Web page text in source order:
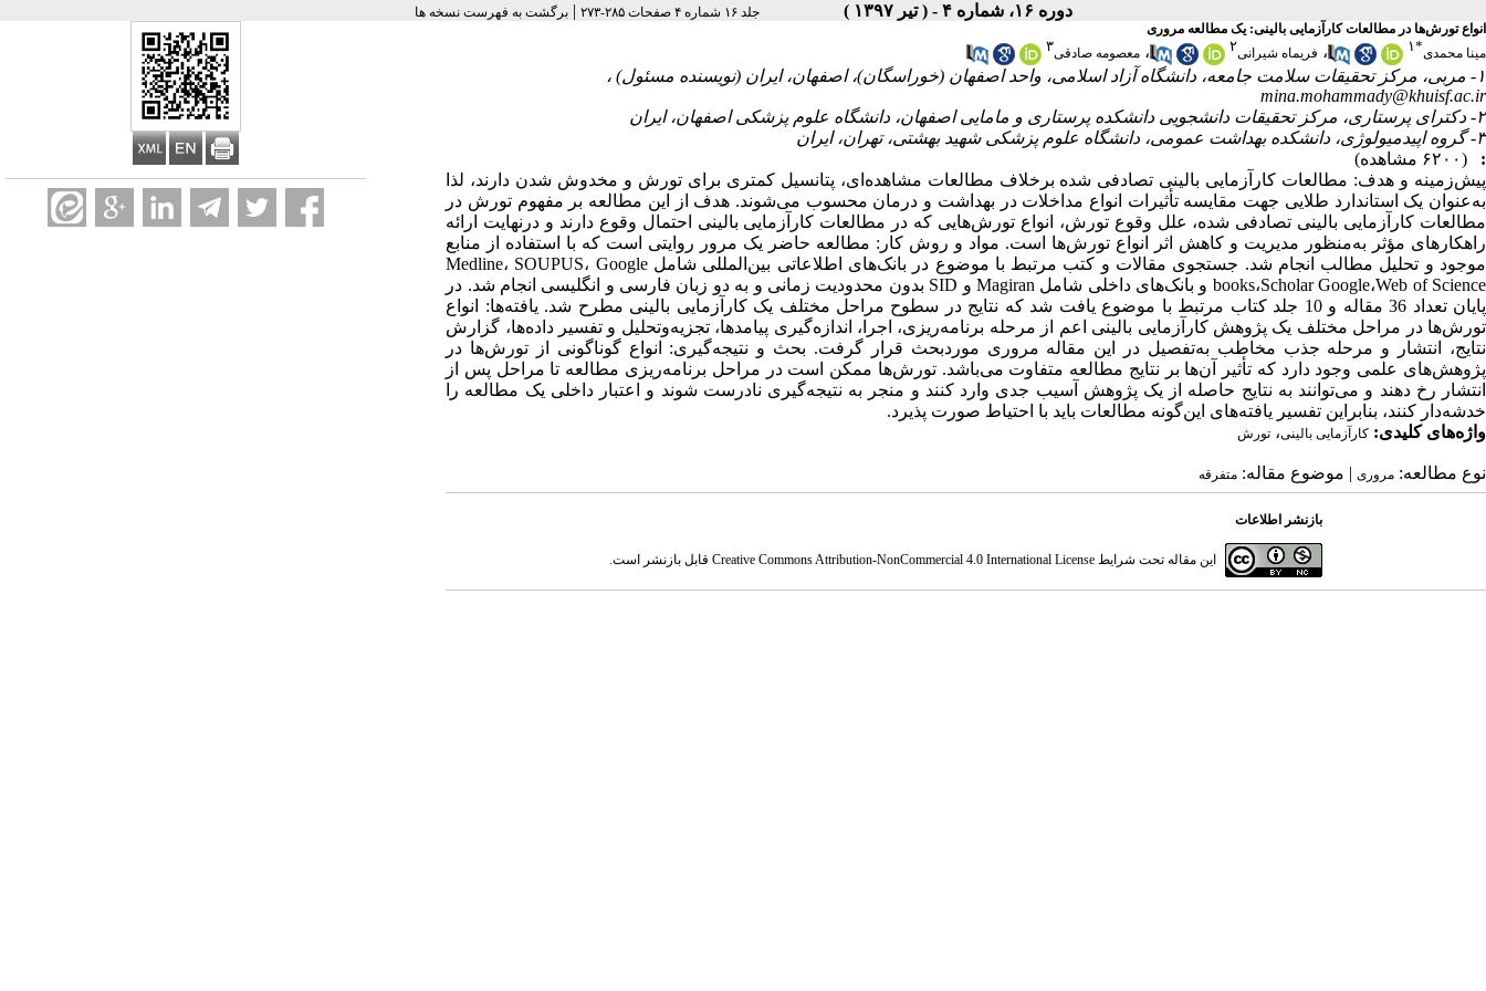
دوره ۱۶، شماره ۴ - ( تیر ۱۳۹۷ ) جلد ۱۶ شماره ۴ صفحات ۲۸۵-۲۷۳ |برگشت به فهرست نسخه ها
انواع تورش‌ها در مطالعات کارآزمایی بالینی: یک مطالعه مروری
مینا محمدی*۱ ، فریماه شیرانی۲ ، معصومه صادقی۳
۱- مربی، مرکز تحقیقات سلامت جامعه، دانشگاه آزاد اسلامی، واحد اصفهان (خوراسگان)، اصفهان، ایران (نویسنده مسئول) ،
mina.mohammady@khuisf.ac.ir
۲- دکترای پرستاری، مرکز تحقیقات دانشجویی دانشکده پرستاری و مامایی اصفهان، دانشگاه علوم پزشکی اصفهان، ایران
۳- گروه اپیدمیولوژی، دانشکده بهداشت عمومی، دانشگاه علوم پزشکی شهید بهشتی، تهران، ایران
:
(۶۲۰۰ مشاهده)
پیش‌زمینه و هدف: مطالعات کارآزمایی بالینی تصادفی شده برخلاف مطالعات مشاهده‌ای، پتانسیل کمتری برای تورش و مخدوش شدن دارند، لذا
به‌عنوان یک استاندارد طلایی جهت مقایسه تأثیرات انواع مداخلات در بهداشت و درمان محسوب می‌شوند. هدف از این مطالعه بر مفهوم تورش در
مطالعات کارآزمایی بالینی تصادفی شده، علل وقوع تورش، انواع تورش‌هایی که در مطالعات کارآزمایی بالینی احتمال وقوع دارند و درنهایت ارائه
راهکارهای مؤثر به‌منظور مدیریت و کاهش اثر انواع تورش‌ها است. مواد و روش کار: مطالعه حاضر یک مرور روایتی است که با استفاده از منابع
موجود و تحلیل مطالب انجام شد. جستجوی مقالات و کتب مرتبط با موضوع در بانک‌های اطلاعاتی بین‌المللی شامل Medline، SOUPUS، Google
books،Scholar Google،Web of Science و بانک‌های داخلی شامل Magiran و SID بدون محدودیت زمانی و به دو زبان فارسی و انگلیسی انجام شد. در
پایان تعداد 36 مقاله و 10 جلد کتاب مرتبط با موضوع یافت شد که نتایج در سطوح مراحل مختلف یک کارآزمایی بالینی مطرح شد. یافته‌ها: انواع
تورش‌ها در مراحل مختلف یک پژوهش کارآزمایی بالینی اعم از مرحله برنامه‌ریزی، اجرا، اندازه‌گیری پیامدها، تجزیه‌وتحلیل و تفسیر داده‌ها، گزارش
نتایج، انتشار و مرحله جذب مخاطب به‌تفصیل در این مقاله مروری موردبحث قرار گرفت. بحث و نتیجه‌گیری: انواع گوناگونی از تورش‌ها در
پژوهش‌های علمی وجود دارد که تأثیر آن‌ها بر نتایج مطالعه متفاوت می‌باشد. تورش‌ها ممکن است در مراحل برنامه‌ریزی مطالعه تا مراحل پس از
انتشار رخ دهند و می‌توانند به نتایج حاصله از یک پژوهش آسیب جدی وارد کنند و منجر به نتیجه‌گیری نادرست شوند و اعتبار داخلی یک مطالعه را
خدشه‌دار کنند، بنابراین تفسیر یافته‌های این‌گونه مطالعات باید با احتیاط صورت پذیرد.
واژه‌های کلیدی: کارآزمایی بالینی، تورش
نوع مطالعه: مروری | موضوع مقاله: متفرقه
بازنشر اطلاعات
این مقاله تحت شرایط Creative Commons Attribution-NonCommercial 4.0 International Licenseقابل بازنشر است.